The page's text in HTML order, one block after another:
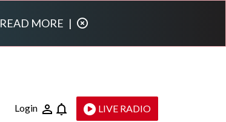
READ MORE |
Login LIVE RADIO